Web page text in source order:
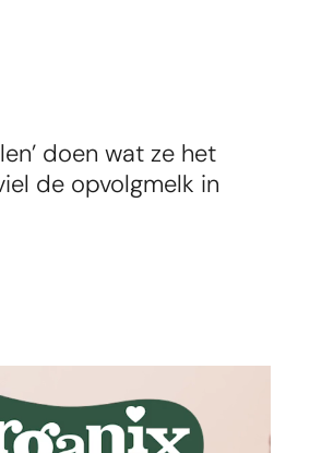
doen wat ze het
de opvolgmelk in